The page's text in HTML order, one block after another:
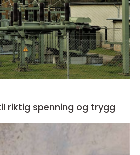
riktig spenning og trygg